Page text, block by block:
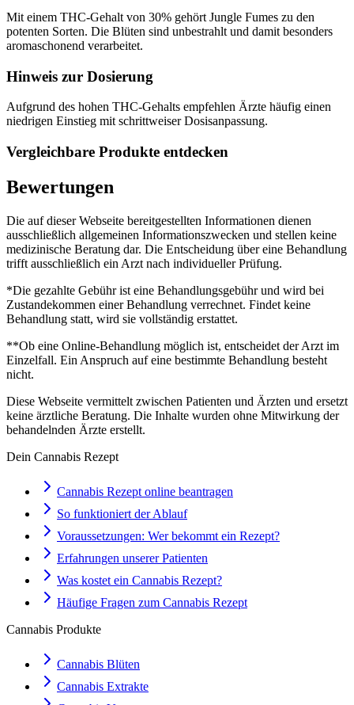
Mit einem THC-Gehalt von 30% gehört Jungle Fumes zu den
potenten Sorten. Die Blüten sind unbestrahlt und damit besonders
aromaschonend verarbeitet.
Hinweis zur Dosierung
Aufgrund des hohen THC-Gehalts empfehlen Ärzte häufig einen
niedrigen Einstieg mit schrittweiser Dosisanpassung.
Vergleichbare Produkte entdecken
Bewertungen
Die auf dieser Webseite bereitgestellten Informationen dienen
ausschließlich allgemeinen Informationszwecken und stellen keine
medizinische Beratung dar. Die Entscheidung über eine Behandlung
trifft ausschließlich ein Arzt nach individueller Prüfung.
*Die gezahlte Gebühr ist eine Behandlungsgebühr und wird bei
Zustandekommen einer Behandlung verrechnet. Findet keine
Behandlung statt, wird sie vollständig erstattet.
**Ob eine Online-Behandlung möglich ist, entscheidet der Arzt im
Einzelfall. Ein Anspruch auf eine bestimmte Behandlung besteht
nicht.
Diese Webseite vermittelt zwischen Patienten und Ärzten und ersetzt
keine ärztliche Beratung. Die Inhalte wurden ohne Mitwirkung der
behandelnden Ärzte erstellt.
Dein Cannabis Rezept
Cannabis Rezept online beantragen
So funktioniert der Ablauf
Voraussetzungen: Wer bekommt ein Rezept?
Erfahrungen unserer Patienten
Was kostet ein Cannabis Rezept?
Häufige Fragen zum Cannabis Rezept
Cannabis Produkte
Cannabis Blüten
Cannabis Extrakte